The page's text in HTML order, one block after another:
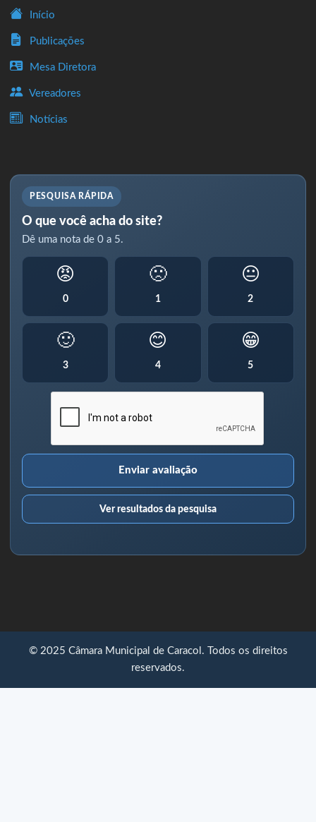
Início
Publicações
Mesa Diretora
Vereadores
Notícias
PESQUISA RÁPIDA
O que você acha do site?
Dê uma nota de 0 a 5.
😡
0
🙁
1
😐
2
🙂
3
😊
4
😁
5
Enviar avaliação
Ver resultados da pesquisa
© 2025 Câmara Municipal de Caracol. Todos os direitos
reservados.